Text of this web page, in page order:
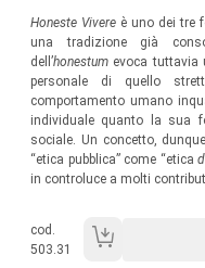
Honeste Vivere è uno dei tre
una tradizione già
dell’honestum evoca tuttavia
personale di quello
comportamento umano
individuale quanto la sua
sociale. Un concetto,
“etica pubblica” come “etica
in controluce a molti
cod.
503.31